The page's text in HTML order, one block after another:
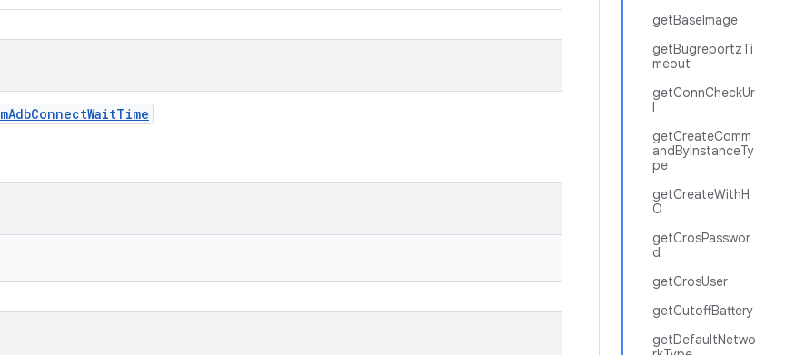
getBaseImage
getBugreportzTi
meout
getConnCheckUr
l
getCreateComm
andByInstanceTy
pe
getCreateWithH
O
getCrosPasswor
d
getCrosUser
getCutoffBattery
getDefaultNetwo
mAdbConnectWaitTime